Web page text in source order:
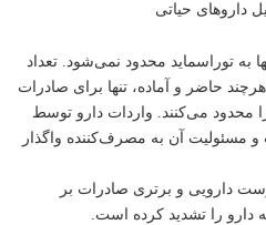
داروهای حیاتی
به توراسماید محدود نمی‌شود. تعداد
حاضر و آماده، تنها برای صادرات
می‌کنند. واردات دارو توسط
مسئولیت آن به مصرف‌کننده واگذار
دارویی و برتری صادرات بر
را تشدید کرده است.